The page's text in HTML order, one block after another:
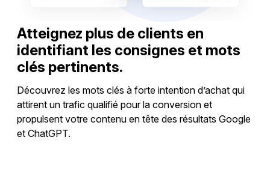
Atteignez plus de clients en
identifiant les consignes et mots
clés pertinents.
Découvrez les mots clés à forte intention d’achat qui
attirent un trafic qualifié pour la conversion et
propulsent votre contenu en tête des résultats Google
et ChatGPT.